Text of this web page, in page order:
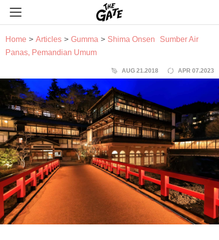
Home Articles Gumma Shima Onsen
Sumber Air
Panas, Pemandian Umum
AUG 21.2018 APR 07.2023